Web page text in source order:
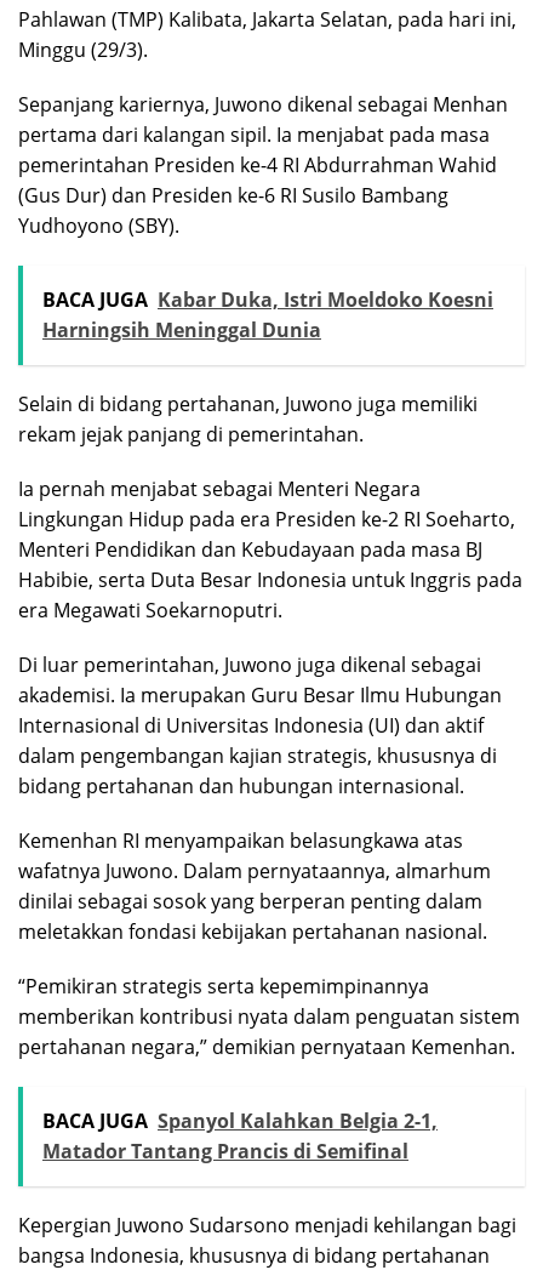
Pahlawan (TMP) Kalibata, Jakarta Selatan, pada hari ini,
Minggu (29/3).
Sepanjang kariernya, Juwono dikenal sebagai Menhan
pertama dari kalangan sipil. Ia menjabat pada masa
pemerintahan Presiden ke-4 RI Abdurrahman Wahid
(Gus Dur) dan Presiden ke-6 RI Susilo Bambang
Yudhoyono (SBY).
BACA JUGA Kabar Duka, Istri Moeldoko Koesni
Harningsih Meninggal Dunia
Selain di bidang pertahanan, Juwono juga memiliki
rekam jejak panjang di pemerintahan.
Ia pernah menjabat sebagai Menteri Negara
Lingkungan Hidup pada era Presiden ke-2 RI Soeharto,
Menteri Pendidikan dan Kebudayaan pada masa BJ
Habibie, serta Duta Besar Indonesia untuk Inggris pada
era Megawati Soekarnoputri.
Di luar pemerintahan, Juwono juga dikenal sebagai
akademisi. Ia merupakan Guru Besar Ilmu Hubungan
Internasional di Universitas Indonesia (UI) dan aktif
dalam pengembangan kajian strategis, khususnya di
bidang pertahanan dan hubungan internasional.
Kemenhan RI menyampaikan belasungkawa atas
wafatnya Juwono. Dalam pernyataannya, almarhum
dinilai sebagai sosok yang berperan penting dalam
meletakkan fondasi kebijakan pertahanan nasional.
“Pemikiran strategis serta kepemimpinannya
memberikan kontribusi nyata dalam penguatan sistem
pertahanan negara,” demikian pernyataan Kemenhan.
BACA JUGA Spanyol Kalahkan Belgia 2-1,
Matador Tantang Prancis di Semifinal
Kepergian Juwono Sudarsono menjadi kehilangan bagi
bangsa Indonesia, khususnya di bidang pertahanan